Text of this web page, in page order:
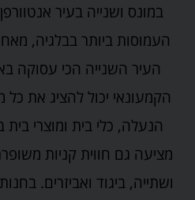
במונס ושנייה בעיר
העמוסות ביותר בבלגיה,
העיר השנייה הכי עסוקה
הקמעונאי יכול להציג את כל
הנעלה, כלי בית ומוצרי
מציעה גם חווית קניות
ושתייה, ביגוד ואביזרים.